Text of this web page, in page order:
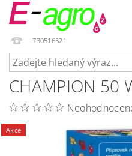
730516521
CHAMPION 50
Akce